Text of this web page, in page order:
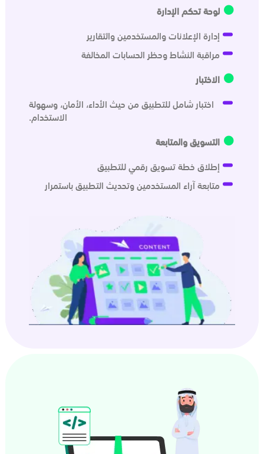
لوحة تحكم الإدارة
إدارة الإعلانات والمستخدمين والتقارير
مراقبة النشاط وحظر الحسابات المخالفة
الاختبار
اختبار شامل للتطبيق من حيث الأداء، الأمان، وسهولة
الاستخدام.
التسويق والمتابعة
إطلاق خطة تسويق رقمي للتطبيق
متابعة آراء المستخدمين وتحديث التطبيق باستمرار